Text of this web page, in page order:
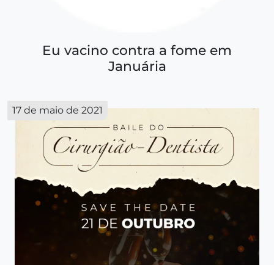
Eu vacino contra a fome em
Januária
17 de maio de 2021